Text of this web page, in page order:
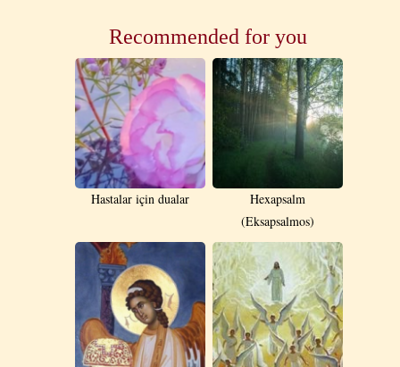
Recommended for you
Hastalar için dualar
Hexapsalm
(Eksapsalmos)